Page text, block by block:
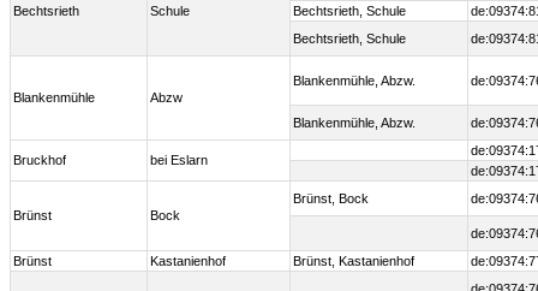
Bechtsrieth Schule
Bechtsrieth, Schule
Bechtsrieth, Schule
Blankenmühle Abzw
Blankenmühle, Abzw.
Blankenmühle, Abzw.
Bruckhof bei Eslarn
Brünst Bock
Brünst, Bock
Brünst
Kastanienhof Brünst, Kastanienhof